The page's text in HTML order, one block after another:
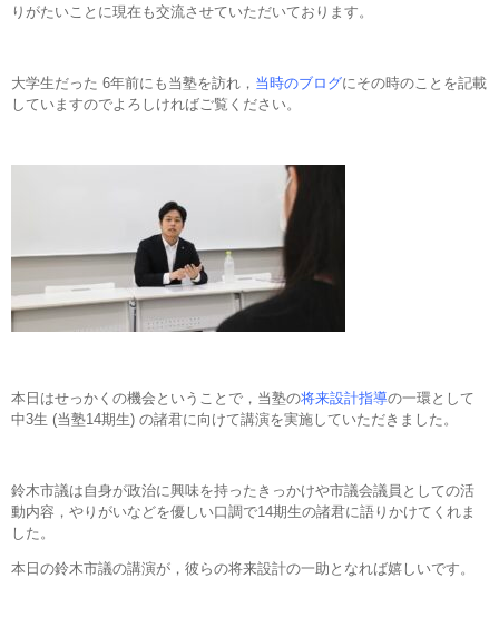
りがたいことに現在も交流させていただいております。
大学生だった 6年前にも当塾を訪れ， 当時のブログにその時のことを記載
していますのでよろしければご覧ください。
本日はせっかくの機会ということで，当塾の将来設計指導の一環として
中3生 (当塾14期生) の諸君に向けて講演を実施していただきました。
鈴木市議は自身が政治に興味を持ったきっかけや市議会議員としての活
動内容，やりがいなどを優しい口調で14期生の諸君に語りかけてくれま
した。
本日の鈴木市議の講演が，彼らの将来設計の一助となれば嬉しいです。